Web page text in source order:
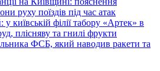
руху поїздів під час атак
київській філії табору «Артек» в
плісняву та гнилі фрукти
ФСБ, який наводив ракети та